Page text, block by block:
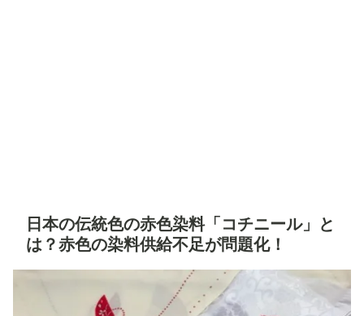
日本の伝統色の赤色染料「コチニール」と
は？赤色の染料供給不足が問題化！